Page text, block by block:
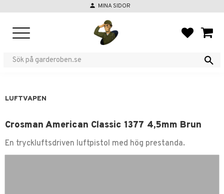
person MINA SIDOR
LUFTVAPEN
Crosman American Classic 1377 4,5mm Brun
En tryckluftsdriven luftpistol med hög prestanda.